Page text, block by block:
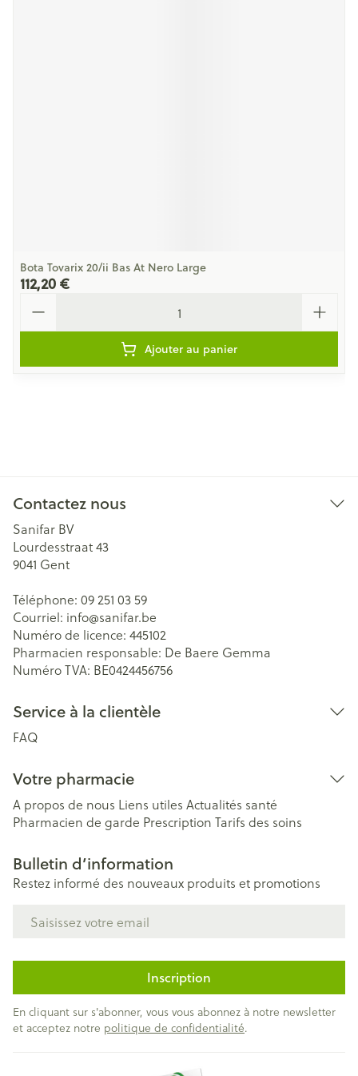
Bota Tovarix 20/ii Bas At Nero Large
112,20 €
Ajouter au panier
Contactez nous
Sanifar BV
Lourdesstraat 43
9041 Gent
Téléphone: 09 251 03 59
Courriel: info@sanifar.be
Numéro de licence: 445102
Pharmacien responsable: De Baere Gemma
Numéro TVA: BE0424456756
Service à la clientèle
FAQ
Votre pharmacie
A propos de nous Liens utiles Actualités santé
Pharmacien de garde Prescription Tarifs des soins
Bulletin d’information
Restez informé des nouveaux produits et promotions
Inscription
En cliquant sur s'abonner, vous vous abonnez à notre newsletter
et acceptez notre politique de confidentialité.